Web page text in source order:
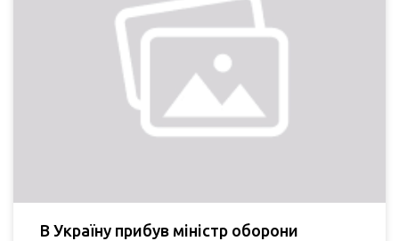
В Україну прибув міністр оборони